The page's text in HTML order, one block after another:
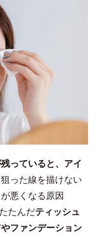
っていると、アイ
狙った線を描けない
悪くなる原因
たんだティッシュ
ファンデーション